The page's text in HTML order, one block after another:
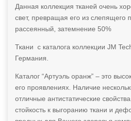
Данная коллекция тканей очень
свет, превращая его из слепящего
рассеянный, затемнение 50%
Ткани с каталога коллекции JM
Германия.
Каталог “Артуэль оранж” – это
его проявлениях. Наличие
отличные антистатические
стойкость к выгоранию ткани и